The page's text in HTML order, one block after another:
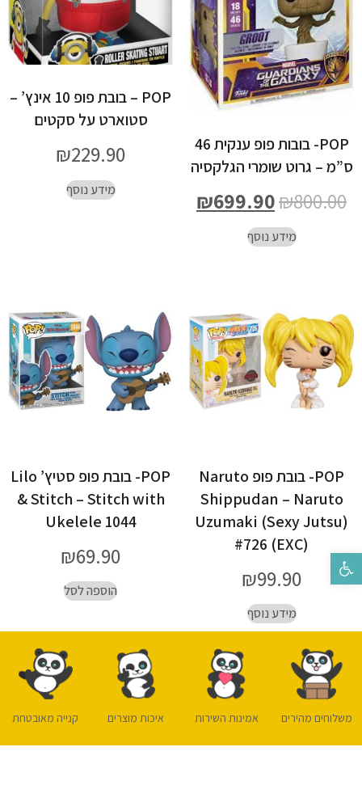
פתח סרגל נגישות
POP- בובות פופ ענקית 46
ס”מ – גרוט שומרי הגלקסיה
₪800.00
₪699.90
מידע נוסף
POP – בובת פופ 10 אינץ’ –
סטוארט על סקטים
₪229.90
מידע נוסף
POP- בובת פופ Naruto
Shippudan – Naruto
Uzumaki (Sexy Jutsu)
#726 (EXC)
₪99.90
מידע נוסף
POP- בובת פופ סטיץ’ Lilo
& Stitch – Stitch with
Ukelele 1044
₪69.90
הוספה לסל
משלוחים מהירים אמינות השירות איכות מוצרים קנייה מאובטחת